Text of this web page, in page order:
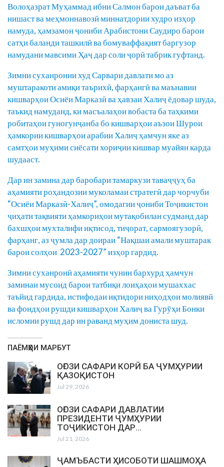
Волоҳазрат Муҳаммад ибни Салмон барои даъват ба
нишаст ва меҳмоннавозӣ миннатдории худро изҳор
намуда, ҳамзамон ҷониби Арабистони Саудиро барои
сатҳи баланди ташкилӣ ва бомуваффақият баргузор
намудани мавсими Ҳаҷ дар соли ҷорӣ табрик гуфтанд.
Зимни суханронии худ Сарвари давлати мо аз
муштаракоти амиқи таърихӣ, фарҳангӣ ва маънавии
кишварҳои Осиёи Марказӣ ва ҳавзаи Халиҷ ёдовар шуда,
таъкид намуданд, ки масъалаҳои вобаста ба таҳкими
робитаҳои гуногунҷанба бо кишварҳои аъзои Шурои
ҳамкории кишварҳои арабии Халиҷ ҳамчун яке аз
самтҳои муҳими сиёсати хориҷии кишвар муайян карда
шудааст.
Дар ин замина дар баробари тамаркузи таваҷҷуҳ ба
аҳамияти роҳандозии муколамаи стратегӣ дар чорчуби
“Осиёи Марказӣ-Халиҷ”, омодагии ҷониби Тоҷикистон
ҷиҳати тақвияти ҳамкориҳои мутақобилан судманд дар
бахшҳои мухталифи иқтисод, тиҷорат, сармоягузорӣ,
фарҳанг, аз ҷумла дар доираи “Нақшаи амали муштарак
барои солҳои 2023-2027” изҳор гардид.
Зимни суханронӣ аҳамияти чунин бархурд ҳамчун
заминаи мусоид барои татбиқи лоиҳаҳои мушаххас
таъйид гардида, истифодаи иқтидори ниҳодҳои молиявӣ
ва фондҳои рушди кишварҳои Халиҷ ва Гурӯҳи Бонки
исломии рушд дар ин раванд муҳим дониста шуд.
ПАЁМҲОИ МАРБУТ
ОҒОЗИ САФАРИ КОРӢ БА ҶУМҲУРИИ
ҚАЗОҚИСТОН
Jul 29, 2026
ОҒОЗИ САФАРИ ДАВЛАТИИ
ПРЕЗИДЕНТИ ҶУМҲУРИИ
ТОҶИКИСТОН ДАР…
Jul 21, 2026
ҶАМЪБАСТИ ҲИСОБОТИ ШАШМОҲА